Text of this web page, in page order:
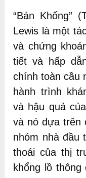
“Bán Khống”
Lewis là một
và chứng
tiết và hấp
chính toàn cầu
hành trình
và hậu quả
và nó dựa trên
nhóm nhà đầu
thoái của thị
khổng lồ